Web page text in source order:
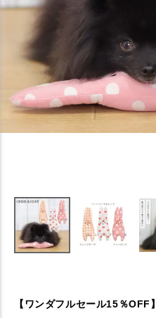
【ワンダフルセール15％OFF】